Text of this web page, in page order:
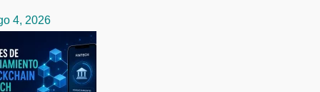
4, 2026